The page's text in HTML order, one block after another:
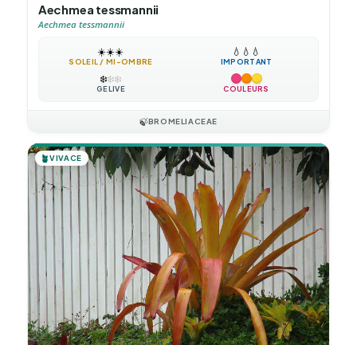
Aechmea tessmannii
Aechmea tessmannii
☀️☀️☀️
SOLEIL / MI-OMBRE
💧 💧 💧
IMPORTANT
❄️❄️❄️
GÉLIVE COULEURS
🍃BROMELIACEAE
🪴VIVACE